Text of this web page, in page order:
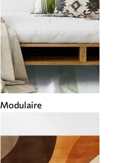
Modulaire